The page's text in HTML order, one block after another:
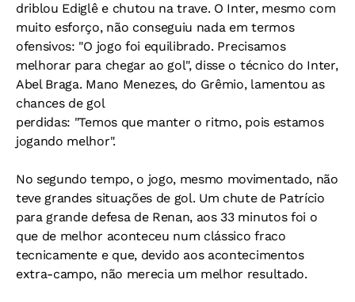
driblou Ediglê e chutou na trave. O Inter, mesmo com
muito esforço, não conseguiu nada em termos
ofensivos: "O jogo foi equilibrado. Precisamos
melhorar para chegar ao gol", disse o técnico do Inter,
Abel Braga. Mano Menezes, do Grêmio, lamentou as
chances de gol
perdidas: "Temos que manter o ritmo, pois estamos
jogando melhor".
No segundo tempo, o jogo, mesmo movimentado, não
teve grandes situações de gol. Um chute de Patrício
para grande defesa de Renan, aos 33 minutos foi o
que de melhor aconteceu num clássico fraco
tecnicamente e que, devido aos acontecimentos
extra-campo, não merecia um melhor resultado.